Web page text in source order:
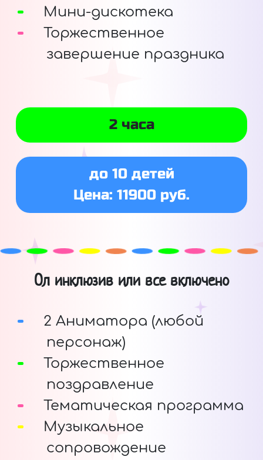
Мини-дискотека
Торжественное
завершение праздника
2 часа
до 10 детей
Цена: 11900 руб.
Ол инклюзив или все включено
2 Аниматора (любой
персонаж)
Торжественное
поздравление
Тематическая программа
Музыкальное
сопровождение